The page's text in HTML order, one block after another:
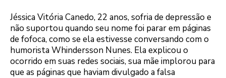
Jéssica Vitória Canedo, 22 anos, sofria de depressão e
não suportou quando seu nome foi parar em páginas
de fofoca, como se ela estivesse conversando com o
humorista Whindersson Nunes. Ela explicou o
ocorrido em suas redes sociais, sua mãe implorou para
que as páginas que haviam divulgado a falsa